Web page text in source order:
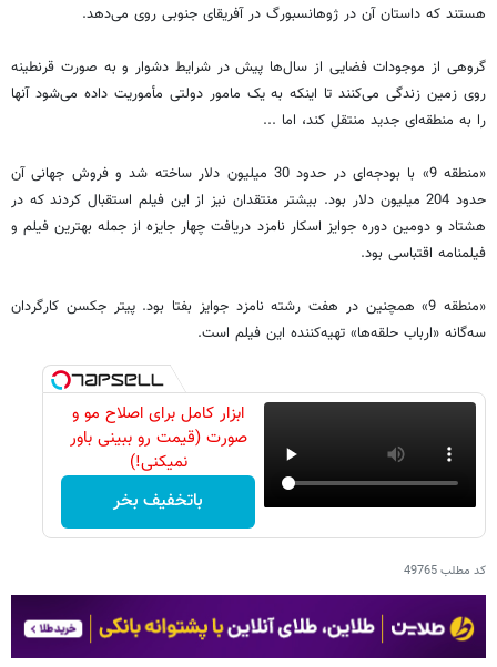
هستند که داستان آن در ژوهانسبورگ در آفریقای جنوبی روی می‌دهد.
گروهی از موجودات فضایی از سال‌ها پیش در شرایط دشوار و به صورت قرنطینه
روی زمین زندگی می‌کنند تا اینکه به یک مامور دولتی مأموریت داده می‌شود آنها
را به منطقه‌ای جدید منتقل کند، اما ...
«منطقه 9» با بودجه‌ای در حدود 30 میلیون دلار ساخته شد و فروش جهانی آن
حدود 204 میلیون دلار بود. بیشتر منتقدان نیز از این فیلم استقبال کردند که در
هشتاد و دومین دوره جوایز اسکار نامزد دریافت چهار جایزه از جمله بهترین فیلم و
فیلمنامه اقتباسی بود.
«منطقه 9» همچنین در هفت رشته نامزد جوایز بفتا بود. پیتر جکسن کارگردان
سه‌گانه «ارباب حلقه‌ها» تهیه‌کننده این فیلم است.
ابزار کامل برای اصلاح مو و
صورت (قیمت رو ببینی باور
نمیکنی!)
باتخفیف بخر
کد مطلب49765